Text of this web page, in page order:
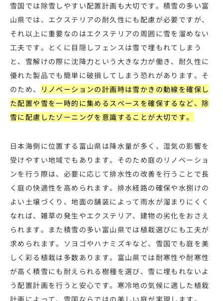
雪国では除雪しやすい配置計画も大切です。積雪の多い富
山県では、エクステリアの耐久性にも配慮が必要ですが、
それ以上に重要なのはエクステリアの周囲に雪を溜めない
工夫です。とくに目隠しフェンスは雪で埋もれてしまう
と、雪解けの際に沈降力という大きな力が働き、耐久性に
優れた製品でも簡単に破損してしまう恐れがあります。そ
のため、
リノベーションの計画時は雪かきの動線を確保し
た配置や雪を一時的に集めるスペースを確保するなど、除
雪に配慮したゾーニングを意識することが大切です。
日本海側に位置する富山県は降水量が多く、湿気の影響を
受けやすい地域でもあります。そのため庭のリノベーショ
ンを行う際は、必要に応じて排水性の改善を行うことで長
く庭の快適性を高められます。排水経路の確保や水捌けの
よい土壌づくり、地面の舗装によって雨水が溜まりにくく
なれば、雑草の発生やエクステリア、建物の劣化をおさえ
られます。また積雪の多い富山県では植栽選びにも工夫が
求められます。ソヨゴやハナミズキなど、雪国でも庭を美
しく彩る植栽は多数あります。富山県では耐寒性や耐寒性
が高く積雪にも耐えられる樹種を選び、雪に埋もれないよ
う配置計画を行うと安心です。寒冷地の気候に適した植栽
計画によって、雪国ならではの美しい庭が実現します。